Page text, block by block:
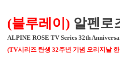
(블루레이) 알펜로
ALPINE ROSE TV Series 32th
(TV시리즈 탄생 32주년 기념 오리지날